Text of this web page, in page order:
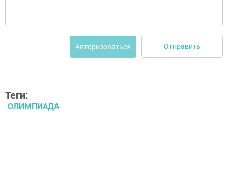
Авторизоваться Отправить
Теги:
ОЛИМПИАДА